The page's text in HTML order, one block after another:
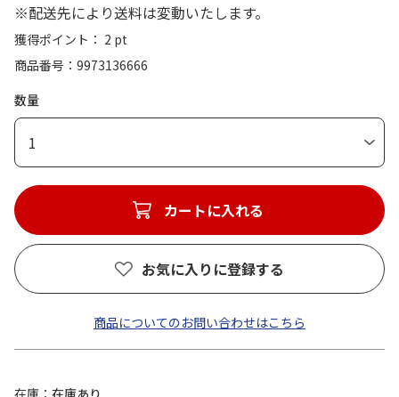
※配送先により送料は変動いたします。
獲得ポイント： 2 pt
商品番号
9973136666
数量
1
カートに入れる
お気に入りに登録する
商品についてのお問い合わせはこちら
在庫 在庫あり